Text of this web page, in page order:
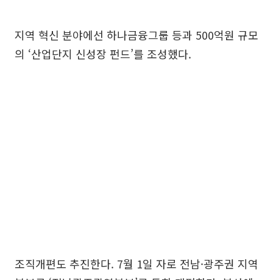
지역 혁신 분야에선 하나금융그룹 등과 500억원 규모
의 ‘산업단지 신성장 펀드’를 조성했다.
조직개편도 추진한다. 7월 1일 자로 전남·광주권 지역